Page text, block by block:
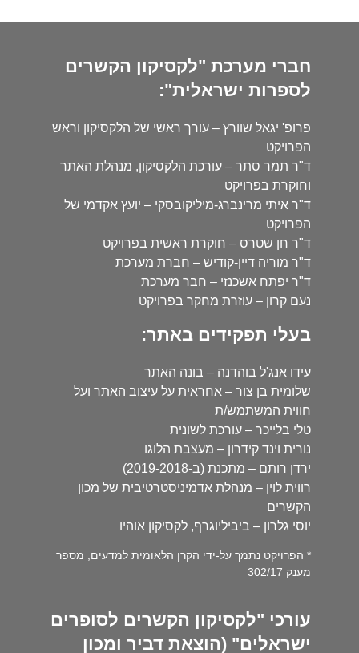
חברי מערכת "לקסיקון הקשרים
לספרות ישראלית":
פרופ' יגאל שוורץ – עורך ראשי של הלקסיקון וראש
הפרויקט
ד"ר תמר סתר – עורכת הלקסיקון, מנהלת האתר
וחוקרת בפרויקט
ד"ר איתי מרינברג-מיליקובסקי – יועץ אקדמי של
הפרויקט
ד"ר חן שטרס – חוקרת ראשית בפרויקט
ד"ר מוריה דיין-קודיש – חברת מערכת
ד"ר יפתח אשכנזי – חבר מערכת
נעם קרון – עוזרת מחקר בפרויקט
בעלי תפקידים באתר:
עידו אנג'ל בוהדנה – בונה האתר
שלומית בן צור – אחראית על עיצוב האתר ועל
חווית המשתמש/ת
טלי בלייכר – עורכת לשונית
נורית וינד קידרון – מעצבת הלוגו
ירדן רותם – מתכנת (ב-2019-2018)
רווית לוין – מנהלת אדמיניסטרטיבית של מכון
הקשרים
יוסי גלרון – ביביליוגרף, לקסיקון אוהיו
* הפרויקט נתמך על-ידי הקרן הלאומית למדעים, מספר
מענק 302/17
עורכי "לקסיקון הקשרים לסופרים
ישראלים" (הוצאת דביר ומכון